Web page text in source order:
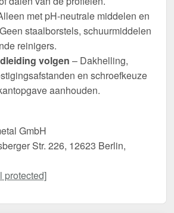
met pH-neutrale middelen en
staalborstels, schuurmiddelen
reinigers.
volgen – Dakhelling,
en schroefkeuze
aanhouden.
GmbH
Str. 226, 12623 Berlin,
protected]